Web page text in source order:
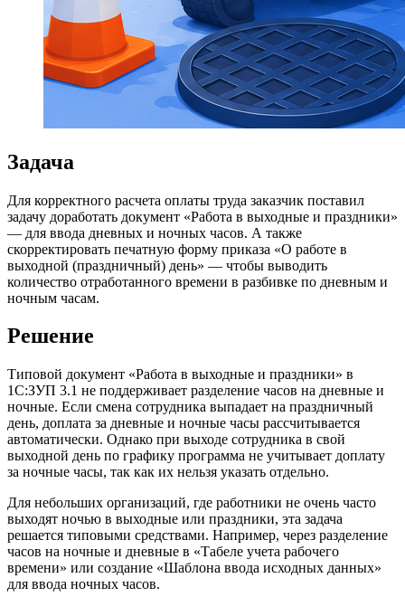
Задача
Для корректного расчета оплаты труда заказчик поставил
задачу доработать документ «Работа в выходные и праздники»
— для ввода дневных и ночных часов. А также
скорректировать печатную форму приказа «О работе в
выходной (праздничный) день» — чтобы выводить
количество отработанного времени в разбивке по дневным и
ночным часам.
Решение
Типовой документ «Работа в выходные и праздники» в
1С:ЗУП 3.1 не поддерживает разделение часов на дневные и
ночные. Если смена сотрудника выпадает на праздничный
день, доплата за дневные и ночные часы рассчитывается
автоматически. Однако при выходе сотрудника в свой
выходной день по графику программа не учитывает доплату
за ночные часы, так как их нельзя указать отдельно.
Для небольших организаций, где работники не очень часто
выходят ночью в выходные или праздники, эта задача
решается типовыми средствами. Например, через разделение
часов на ночные и дневные в «Табеле учета рабочего
времени» или создание «Шаблона ввода исходных данных»
для ввода ночных часов.